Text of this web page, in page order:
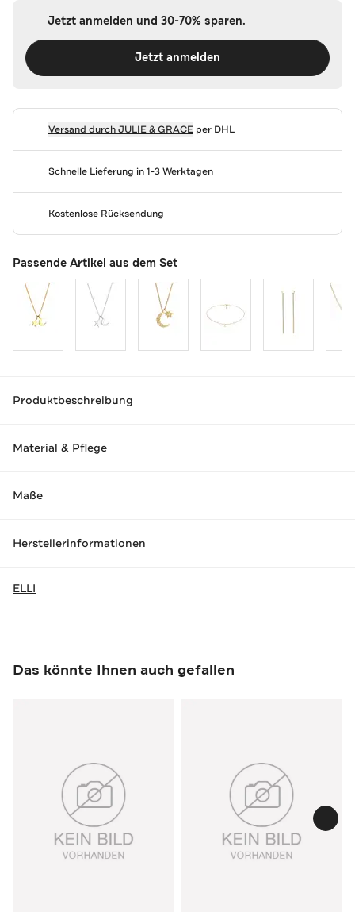
Jetzt anmelden und 30-70% sparen.
Jetzt anmelden
Versand durchJULIE & GRACEper DHL
Schnelle Lieferung in 1-3 Werktagen
Kostenlose Rücksendung
Passende Artikel aus dem Set
Produktbeschreibung
Material & Pflege
Maße
Herstellerinformationen
ELLI
Das könnte Ihnen auch gefallen